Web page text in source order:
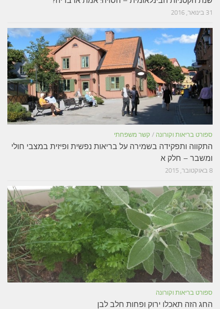
31 בינואר, 2016
ספורט בריאות וקורונה / קשר משפחתי
התקווה ותפקידה בשמירה על בריאות נפשית ופיזית במצבי חולי
ומשבר – חלק א
8 באוקטובר, 2015
ספורט בריאות וקורונה
החג הזה תאכלו ירוק ופחות חלב לבן